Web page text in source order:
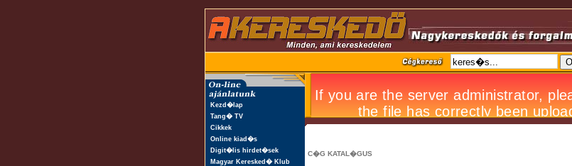
Kezd�lap
Tang� TV
Cikkek
Online kiad�s
Digit�lis hirdet�sek
Magyar Keresked� Klub
C�G KATAL�GUS